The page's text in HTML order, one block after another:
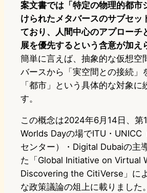
案文書では「特定の物理的都市
けられたメタバースのサブセッ
ており、人間中心のアプローチ
展を優先するという含意が加え
簡単に言えば、抽象的な仮想空
バースから「実空間との接続」
「都市」という具体的な対象に
す。
この概念は2024年6月14日、第
Worlds Dayの場でITU・UNICC
センター）・Digital Dubaiの主
た「Global Initiative on Virtual
Discovering the CitiVerse」に
な政策議論の俎上に載りました。